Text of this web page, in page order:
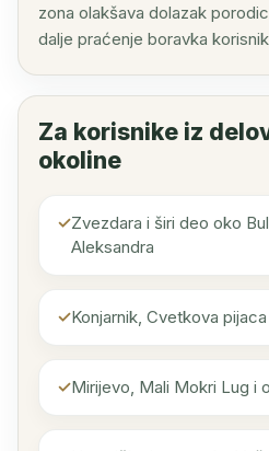
zona olakšava dolazak
dalje praćenje boravka
Za korisnike iz
okoline
Zvezdara i širi deo oko
Aleksandra
Konjarnik, Cvetkova
Mirijevo, Mali Mokri Lug i